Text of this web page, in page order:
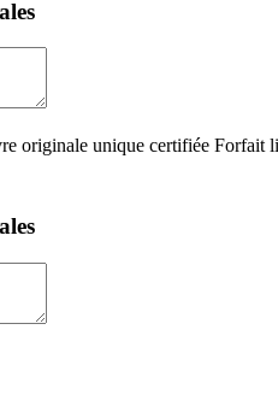
originale unique certifiée Forfait